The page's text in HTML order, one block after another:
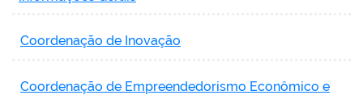
Coordenação de Inovação
Coordenação de Empreendedorismo Econômico e